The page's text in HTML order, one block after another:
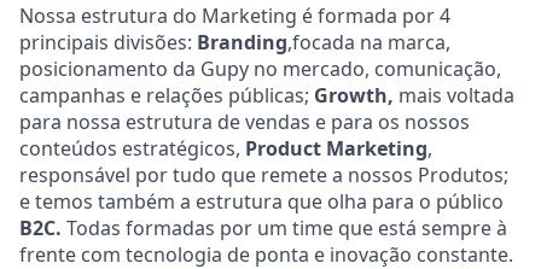
Nossa estrutura do Marketing é formada por 4
principais divisões: Branding,focada na marca,
posicionamento da Gupy no mercado, comunicação,
campanhas e relações públicas; Growth, mais voltada
para nossa estrutura de vendas e para os nossos
conteúdos estratégicos, Product Marketing,
responsável por tudo que remete a nossos Produtos;
e temos também a estrutura que olha para o público
B2C. Todas formadas por um time que está sempre à
frente com tecnologia de ponta e inovação constante.